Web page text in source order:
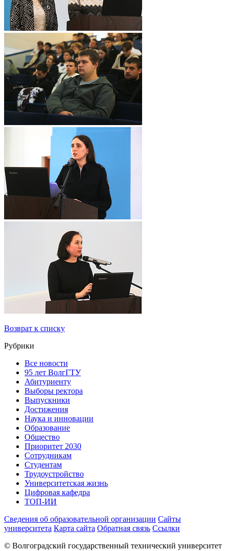
Возврат к списку
Рубрики
Все новости
95 лет ВолгГТУ
Абитуриенту
Выборы ректора
Выпускники
Достижения
Наука и инновации
Образование
Общество
Приоритет 2030
Сотрудникам
Студентам
Трудоустройство
Университетская жизнь
Цифровая кафедра
ТОП-ИИ
Сведения об образовательной организации Сайты
университета Карта сайта Обратная связь Ссылки
© Волгоградский государственный технический университет